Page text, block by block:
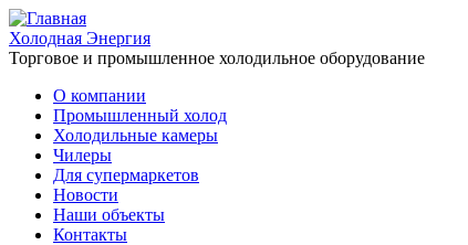
Холодная Энергия
Торговое и промышленное холодильное оборудование
О компании
Промышленный холод
Холодильные камеры
Чилеры
Для супермаркетов
Новости
Наши объекты
Контакты